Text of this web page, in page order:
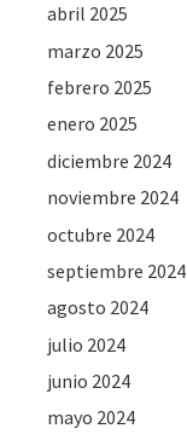
abril 2025
marzo 2025
febrero 2025
enero 2025
diciembre 2024
noviembre 2024
octubre 2024
septiembre 2024
agosto 2024
julio 2024
junio 2024
mayo 2024